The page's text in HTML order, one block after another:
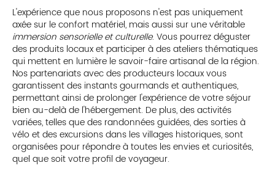
L'expérience que nous proposons n'est pas uniquement
axée sur le confort matériel, mais aussi sur une véritable
immersion sensorielle et culturelle. Vous pourrez déguster
des produits locaux et participer à des ateliers thématiques
qui mettent en lumière le savoir-faire artisanal de la région.
Nos partenariats avec des producteurs locaux vous
garantissent des instants gourmands et authentiques,
permettant ainsi de prolonger l'expérience de votre séjour
bien au-delà de l'hébergement. De plus, des activités
variées, telles que des randonnées guidées, des sorties à
vélo et des excursions dans les villages historiques, sont
organisées pour répondre à toutes les envies et curiosités,
quel que soit votre profil de voyageur.